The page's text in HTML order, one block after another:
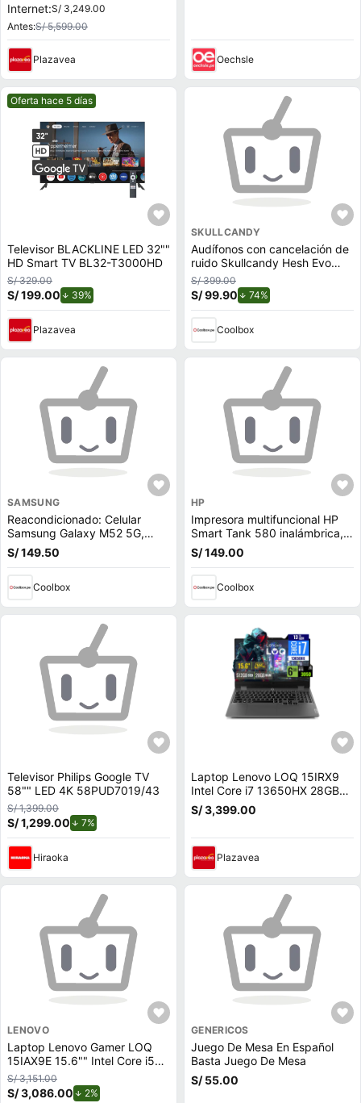
Internet:S/ 3,249.00
Antes:S/ 5,599.00
Plazavea Oechsle
Mejor precio.
Oferta hace 5 días
Televisor BLACKLINE LED 32""
HD Smart TV BL32-T3000HD
S/ 329.00
S/ 199.00 39%
Plazavea
SKULLCANDY
Audífonos con cancelación de
ruido Skullcandy Hesh Evo
micrófono incorporado, máx.
22 horas, control de música y
llamadas, negro
S/ 399.00
S/ 99.90 74%
Coolbox
SAMSUNG
Reacondicionado: Celular
Samsung Galaxy M52 5G,
128GB, 6GB RAM, cámara
trasera 64MP y frontal 32MP,
S/ 149.50
Coolbox
HP
Impresora multifuncional HP
Smart Tank 580 inalámbrica,
wifi, con tanques de tinta
S/ 149.00
Coolbox
Televisor Philips Google TV
58"" LED 4K 58PUD7019/43
S/ 1,399.00
S/ 1,299.00 7%
Hiraoka
Laptop Lenovo LOQ 15IRX9
Intel Core i7 13650HX 28GB
RAM 512GB SSD 6GB RTX
3050 15.6 FHD
S/ 3,399.00
Plazavea
LENOVO
Laptop Lenovo Gamer LOQ
15IAX9E 15.6"" Intel Core i5
512GB SSD 8GB NVIDIA
RTX2050
S/ 3,151.00
S/ 3,086.00 2%
GENERICOS
Juego De Mesa En Español
Basta Juego De Mesa
S/ 55.00